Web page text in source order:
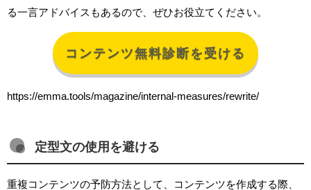
る一言アドバイスもあるので、ぜひお役立てください。
コンテンツ無料診断を受ける
https://emma.tools/magazine/internal-measures/rewrite/
定型文の使用を避ける
重複コンテンツの予防方法として、コンテンツを作成する際、